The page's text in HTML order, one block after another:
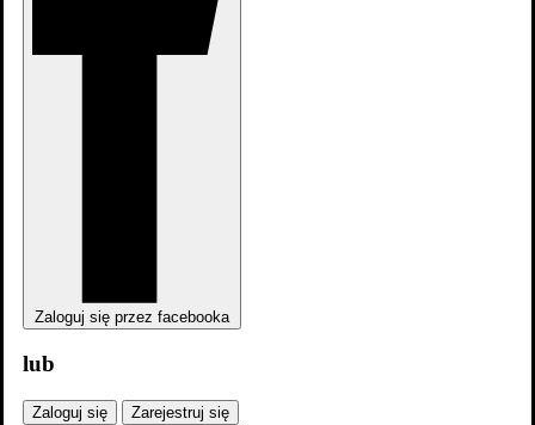
Nancy Drew: The Phantom of Bonny Scot 1x11
Zaloguj się przez facebooka
lub
Zaloguj się Zarejestruj się